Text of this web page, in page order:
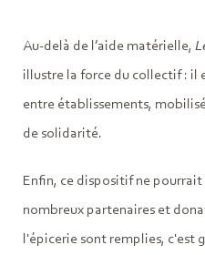
Au-delà de l’aide matérielle,
illustre la force du collectif : il
entre établissements,
de solidarité.
Enfin, ce dispositif ne pourrait
nombreux partenaires et
l'épicerie sont remplies, c'est